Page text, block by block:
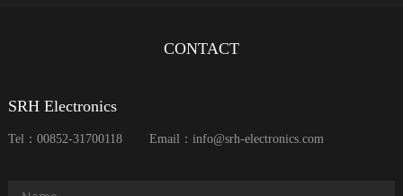
CONTACT
SRH Electronics
Tel：00852-31700118 Email：info@srh-electronics.com